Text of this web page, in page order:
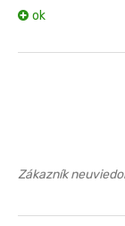
ok
Zákazník